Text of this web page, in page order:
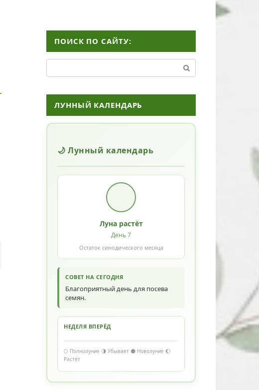
ПОИСК ПО САЙТУ:
ЛУННЫЙ КАЛЕНДАРЬ
🌙 Лунный календарь
Луна растёт
День 7
Остаток синодического месяца
СОВЕТ НА СЕГОДНЯ
Благоприятный день для посева
семян.
НЕДЕЛЯ ВПЕРЁД
🌕 Полнолуние 🌗 Убывает 🌑 Новолуние 🌔
Растёт